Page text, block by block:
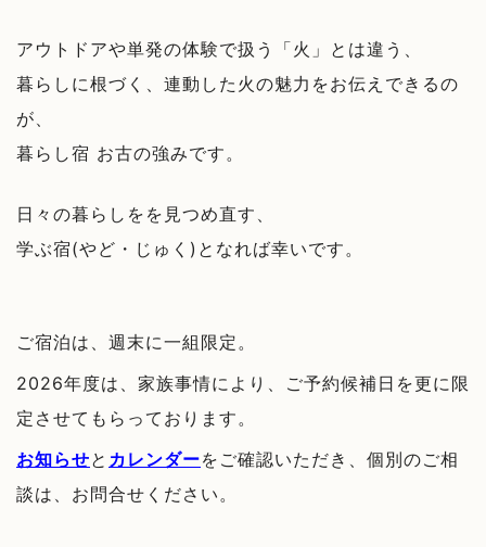
アウトドアや単発の体験で扱う「火」とは違う、
暮らしに根づく、連動した火の魅力をお伝えできるの
が、
暮らし宿 お古の強みです。
日々の暮らしをを見つめ直す、
学ぶ宿(やど・じゅく)となれば幸いです。
ご宿泊は、週末に一組限定。
2026年度は、家族事情により、ご予約候補日を更に限
定させてもらっております。
お知らせと カレンダーをご確認いただき、 個別のご相
談は、お問合せください。